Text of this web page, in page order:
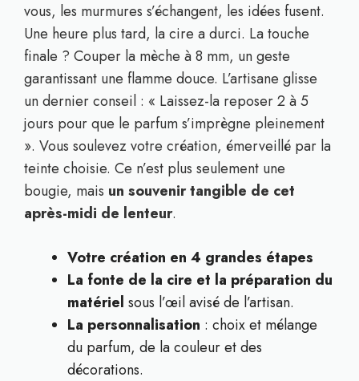
vous, les murmures s’échangent, les idées fusent.
Une heure plus tard, la cire a durci. La touche
finale ? Couper la mèche à 8 mm, un geste
garantissant une flamme douce. L’artisane glisse
un dernier conseil : « Laissez-la reposer 2 à 5
jours pour que le parfum s’imprègne pleinement
». Vous soulevez votre création, émerveillé par la
teinte choisie. Ce n’est plus seulement une
bougie, mais un souvenir tangible de cet
après-midi de lenteur.
Votre création en 4 grandes étapes
La fonte de la cire et la préparation du
matériel sous l’œil avisé de l’artisan.
La personnalisation : choix et mélange
du parfum, de la couleur et des
décorations.